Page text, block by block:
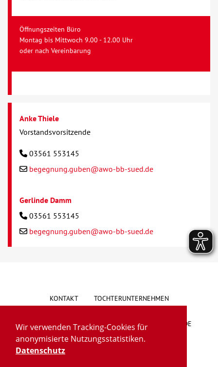
Wir verwenden Tracking-Cookies für
anonymisierte Nutzungsstatistiken.
Datenschutz
Öffnungszeiten Büro
Montag bis Mittwoch 9.00 - 12.00 Uhr
oder nach Vereinbarung
Anke Thiele
Vorstandsvorsitzende
03561 553145
begegnung.guben@awo-bb-sued.de
Gerlinde Damm
03561 553145
begegnung.guben@awo-bb-sued.de
KONTAKT TOCHTERUNTERNEHMEN
HINWEISGEBERSYSTEM VORSCHLAG/BESCHWERDE
LIEFERKETTENGESETZ